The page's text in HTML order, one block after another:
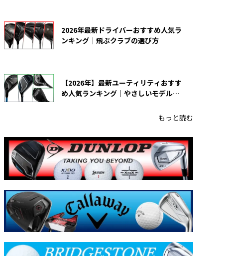
2026年最新ドライバーおすすめ人気ラ
ンキング｜飛ぶクラブの選び方
【2026年】最新ユーティリティおすす
め人気ランキング｜やさしいモデルの
もっと読む